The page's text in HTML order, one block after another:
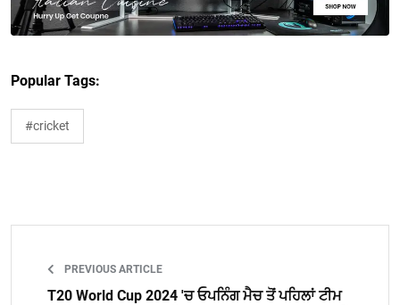
Popular Tags:
#cricket
PREVIOUS ARTICLE
T20 World Cup 2024 'ਚ ਓਪਨਿੰਗ ਮੈਚ ਤੋਂ ਪਹਿਲਾਂ ਟੀਮ